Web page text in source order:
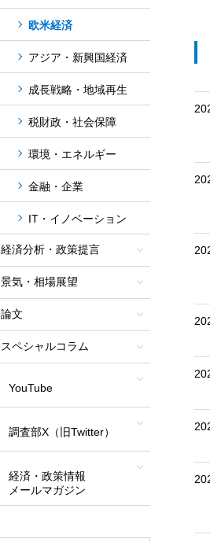
欧米経済
アジア・新興国経済
成長戦略・地域再生
税財政・社会保障
環境・エネルギー
金融・企業
IT・イノベーション
経済分析・政策提言
景気・相場展望
論文
スペシャルコラム
YouTube
調査部X（旧Twitter）
経済・政策情報
メールマガジン